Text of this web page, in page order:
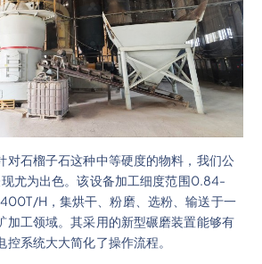
对石榴子石这种中等硬度的物料，我们公
尤为出色。该设备加工细度范围0.84-
H，集烘干、粉磨、选粉、输送于一
加工领域。其采用的新型碾磨装置能够有
系统大大简化了操作流程。